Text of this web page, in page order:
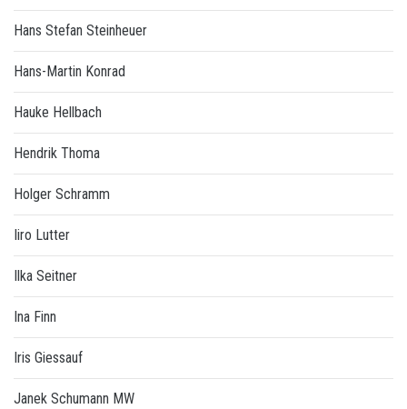
Hans Stefan Steinheuer
Hans-Martin Konrad
Hauke Hellbach
Hendrik Thoma
Holger Schramm
Iiro Lutter
Ilka Seitner
Ina Finn
Iris Giessauf
Janek Schumann MW